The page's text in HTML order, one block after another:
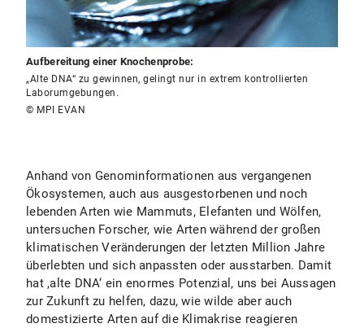
Aufbereitung einer Knochenprobe:
„Alte DNA“ zu gewinnen, gelingt nur in extrem kontrollierten
Laborumgebungen.
© MPI EVAN
Anhand von Genominformationen aus vergangenen
Ökosystemen, auch aus ausgestorbenen und noch
lebenden Arten wie Mammuts, Elefanten und Wölfen,
untersuchen Forscher, wie Arten während der großen
klimatischen Veränderungen der letzten Million Jahre
überlebten und sich anpassten oder ausstarben. Damit
hat ,alte DNA‘ ein enormes Potenzial, uns bei Aussagen
zur Zukunft zu helfen, dazu, wie wilde aber auch
domestizierte Arten auf die Klimakrise reagieren